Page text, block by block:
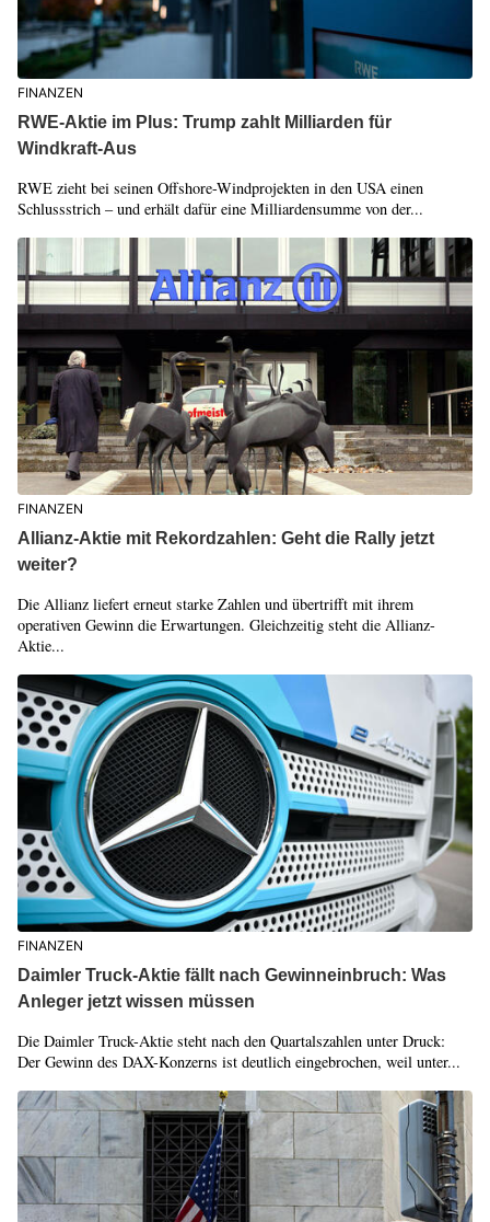
FINANZEN
RWE-Aktie im Plus: Trump zahlt Milliarden für
Windkraft-Aus
RWE zieht bei seinen Offshore-Windprojekten in den USA einen
Schlussstrich – und erhält dafür eine Milliardensumme von der...
FINANZEN
Allianz-Aktie mit Rekordzahlen: Geht die Rally jetzt
weiter?
Die Allianz liefert erneut starke Zahlen und übertrifft mit ihrem
operativen Gewinn die Erwartungen. Gleichzeitig steht die Allianz-
Aktie...
FINANZEN
Daimler Truck-Aktie fällt nach Gewinneinbruch: Was
Anleger jetzt wissen müssen
Die Daimler Truck-Aktie steht nach den Quartalszahlen unter Druck:
Der Gewinn des DAX-Konzerns ist deutlich eingebrochen, weil unter...